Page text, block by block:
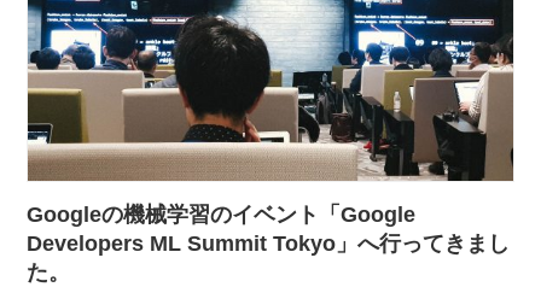
Googleの機械学習のイベント「Google
Developers ML Summit Tokyo」へ行ってきまし
た。